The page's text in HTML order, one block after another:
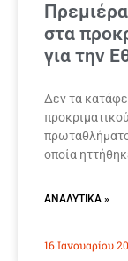
στα
για την
Δεν τα
οποία
ΑΝΑΛΥΤΙΚΆ »
16 Ιανουαρίου